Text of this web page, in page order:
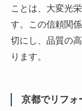
ことは、大変光
す。この信頼関
切にし、品質の
ります。
京都でリフォ